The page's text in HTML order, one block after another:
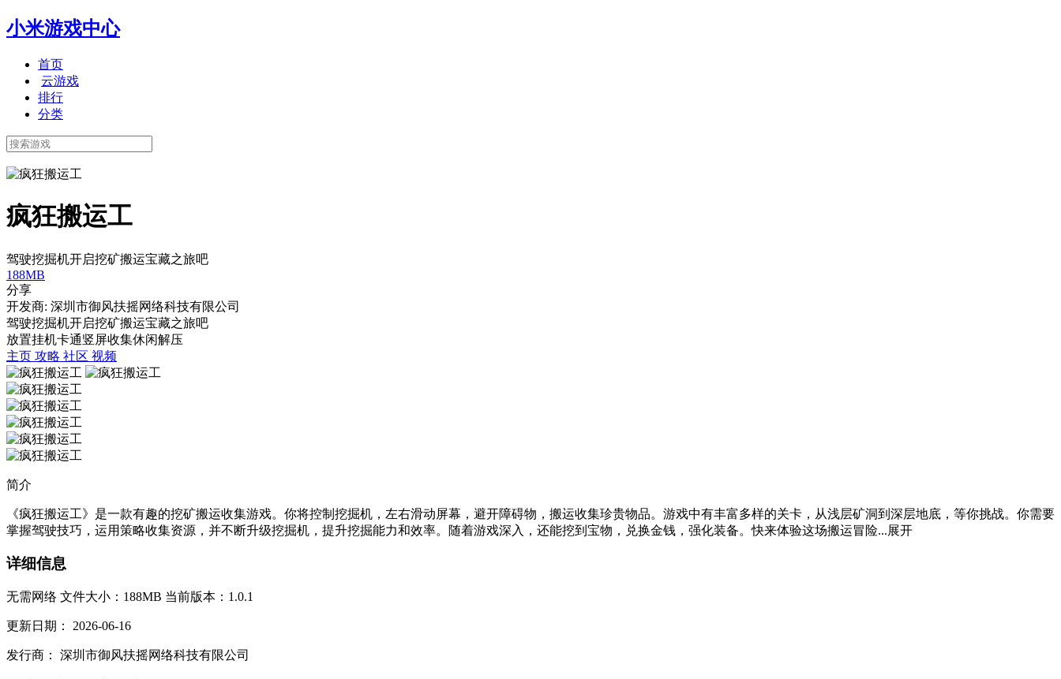
小米游戏中心
首页
云游戏
排行
分类
疯狂搬运工
驾驶挖掘机开启挖矿搬运宝藏之旅吧
188MB
分享
开发商: 深圳市御风扶摇网络科技有限公司
驾驶挖掘机开启挖矿搬运宝藏之旅吧
放置挂机卡通竖屏收集休闲解压
主页 攻略 社区 视频
简介
《疯狂搬运工》是一款有趣的挖矿搬运收集游戏。你将控制挖掘机，左右滑动屏幕，避开障碍物，搬运收集珍贵物品。游戏中有丰富多样的关卡，从浅层矿洞到深层地底，等你挑战。你需要
掌握驾驶技巧，运用策略收集资源，并不断升级挖掘机，提升挖掘能力和效率。随着游戏深入，还能挖到宝物，兑换金钱，强化装备。快来体验这场搬运冒险...展开
详细信息
无需网络 文件大小：188MB 当前版本：1.0.1
更新日期： 2026-06-16
发行商： 深圳市御风扶摇网络科技有限公司